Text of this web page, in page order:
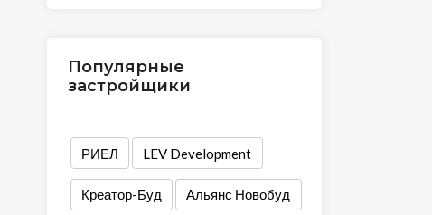
Популярные
застройщики
РИЕЛ LEV Development
Креатор-Буд Альянс Новобуд